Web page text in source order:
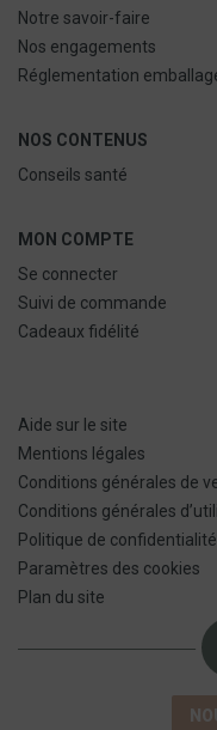
Notre savoir-faire
Nos engagements
Réglementation
NOS CONTENUS
Conseils santé
MON COMPTE
Se connecter
Suivi de commande
Cadeaux fidélité
Aide sur le site
Mentions légales
Conditions générales de
Conditions générales
Politique de confidentialité
Paramètres des cookies
Plan du site